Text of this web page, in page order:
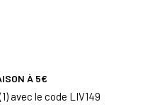
À 5€
avec le code LIV149